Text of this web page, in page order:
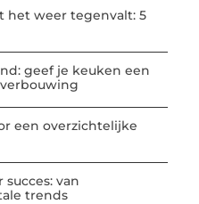
het weer tegenvalt: 5
geef je keuken een
een overzichtelijke
van
trends